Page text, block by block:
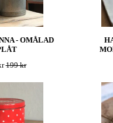
- OMÅLAD
199 kr